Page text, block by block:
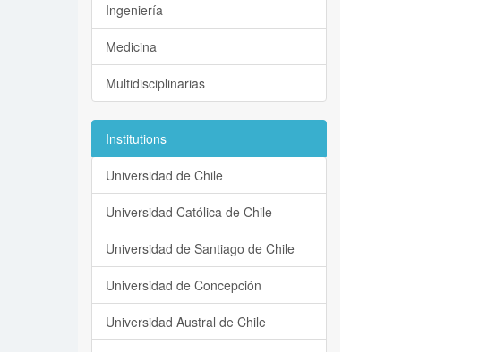
Ingeniería
Medicina
Multidisciplinarias
Institutions
Universidad de Chile
Universidad Católica de Chile
Universidad de Santiago de Chile
Universidad de Concepción
Universidad Austral de Chile